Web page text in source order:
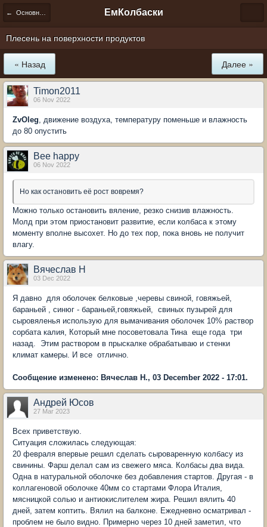
← Основные принципы приготовления колбас дома ЕмКолбаски
Плесень на поверхности продуктов
« Назад Далее »
Timon2011
06 Nov 2022
ZvOleg, движение воздуха, температуру поменьше и влажность
до 80 опустить
Bee happy
06 Nov 2022
Но как остановить её рост вовремя?
Можно только остановить вяление, резко снизив влажность.
Молд при этом приостановит развитие, если колбаса к этому
моменту вполне высохет. Но до тех пор, пока вновь не получит
влагу.
Вячеслав Н
03 Dec 2022
Я давно для оболочек белковые ,черевы свиной, говяжьей,
бараньей , синюг - бараньей,говяжьей, свиных пузырей для
сыровяленья использую для вымачивания оболочек 10% раствор
сорбата калия, Который мне посоветовала Тина еще года три
назад. Этим раствором в прыскалке обрабатываю и стенки
климат камеры. И все отлично.
Сообщение изменено: Вячеслав Н., 03 December 2022 - 17:01.
Андрей Юсов
27 Mar 2023
Всех приветствую.
Ситуация сложилась следующая:
20 февраля впервые решил сделать сыроваренную колбасу из
свинины. Фарш делал сам из свежего мяса. Колбасы два вида.
Одна в натуральной оболочке без добавления стартов. Другая - в
коллагеновой оболочке 40мм со стартами Флора Италия,
мясницкой солью и антиокислителем жира. Решил вялить 40
дней, затем коптить. Вялил на балконе. Ежедневно осматривал -
проблем не было видно. Примерно через 10 дней заметил, что